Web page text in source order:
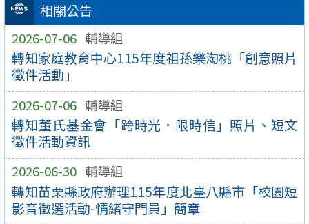
相關公告
2026-07-06 輔導組
轉知家庭教育中心115年度祖孫樂淘桃「創意照片
徵件活動」
2026-07-06 輔導組
轉知董氏基金會「跨時光．限時信」照片、短文
徵件活動資訊
2026-06-30 輔導組
轉知苗栗縣政府辦理115年度北臺八縣市「校園短
影音徵選活動-情緒守門員」簡章